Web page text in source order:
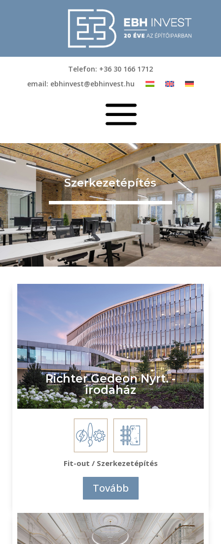
Telefon: +36 30 166 1712
email: ebhinvest@ebhinvest.hu
a
Szerkezetépítés
Richter Gedeon Nyrt. -
irodaház
Fit-out / Szerkezetépítés
Tovább